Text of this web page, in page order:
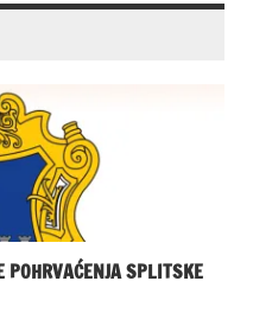
POHRVAĆENJA SPLITSKE